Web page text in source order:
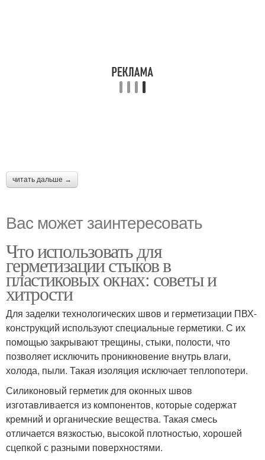
читать дальше →
Вас может заинтересовать
Что использовать для
герметизации стыков в
пластиковых окнах: советы и
хитрости
Для заделки технологических швов и герметизации ПВХ-
конструкций используют специальные герметики. С их
помощью закрывают трещины, стыки, полости, что
позволяет исключить проникновение внутрь влаги,
холода, пыли. Такая изоляция исключает теплопотери.
Силиконовый герметик для оконных швов
изготавливается из компонентов, которые содержат
кремний и органические вещества. Такая смесь
отличается вязкостью, высокой плотностью, хорошей
сцепкой с разными поверхностями.